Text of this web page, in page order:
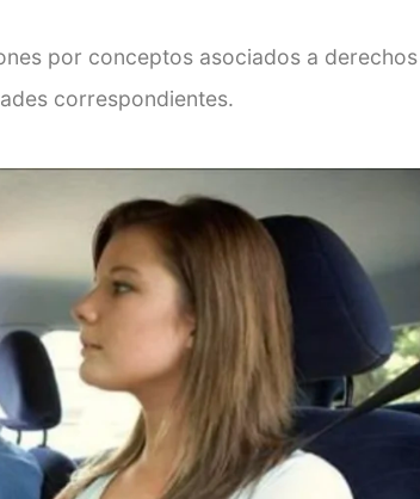
por conceptos asociados a derechos
correspondientes.